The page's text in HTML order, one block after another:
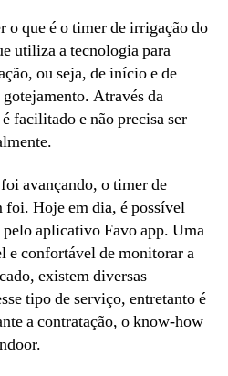
o que é o timer de irrigação do
utiliza a tecnologia para
ou seja, de início e de
Através da
facilitado e não precisa ser
avançando, o timer de
Hoje em dia, é possível
aplicativo Favo app. Uma
e confortável de monitorar a
existem diversas
tipo de serviço, entretanto é
a contratação, o know-how